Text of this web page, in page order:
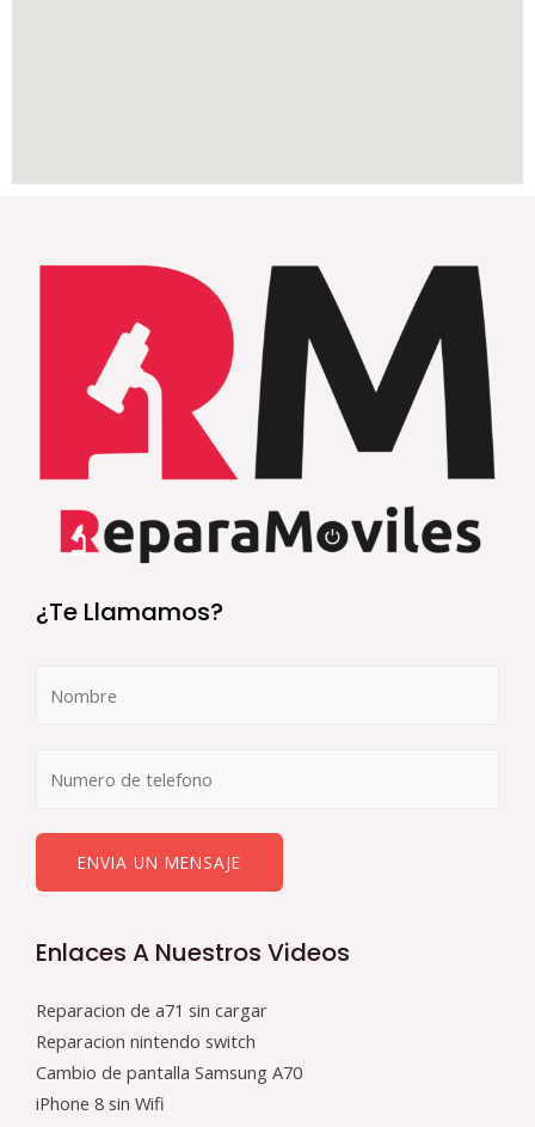
¿Te Llamamos?
ENVIA UN MENSAJE
Enlaces A Nuestros Videos
Reparacion de a71 sin cargar
Reparacion nintendo switch
Cambio de pantalla Samsung A70
iPhone 8 sin Wifi